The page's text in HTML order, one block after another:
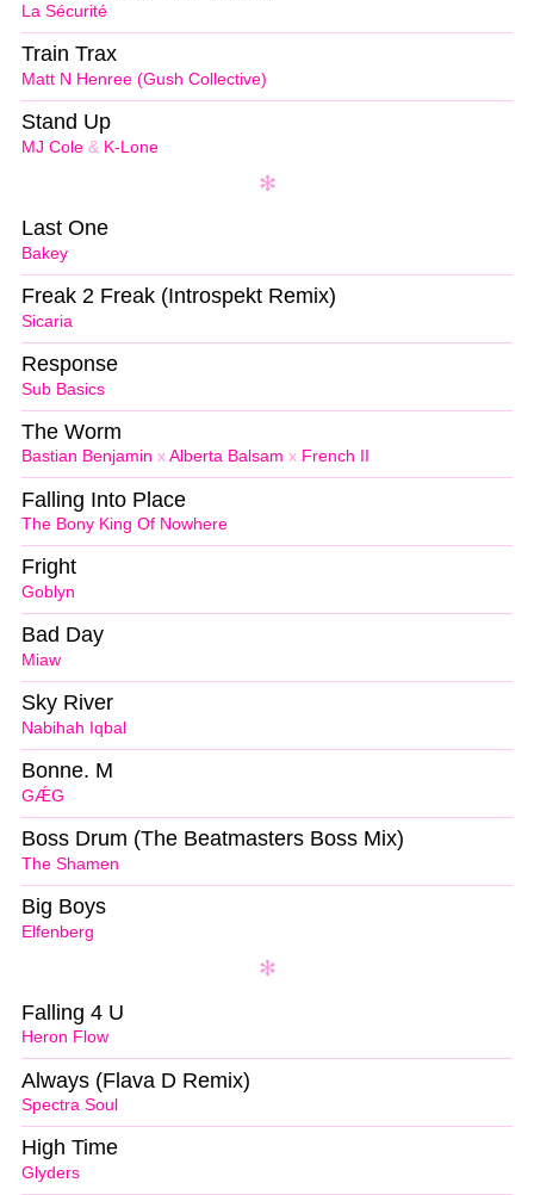
La Sécurité
Matt N Henree (Gush Collective)
Train Trax
MJ Cole & K-Lone
Stand Up
Bakey
Last One
Sicaria
Freak 2 Freak (Introspekt Remix)
Sub Basics
Response
Bastian Benjamin x Alberta Balsam x French II
The Worm
The Bony King Of Nowhere
Falling Into Place
Goblyn
Fright
Miaw
Bad Day
Nabihah Iqbal
Sky River
GǼG
Bonne. M
The Shamen
Boss Drum (The Beatmasters Boss Mix)
Elfenberg
Big Boys
Heron Flow
Falling 4 U
Spectra Soul
Always (Flava D Remix)
Glyders
High Time